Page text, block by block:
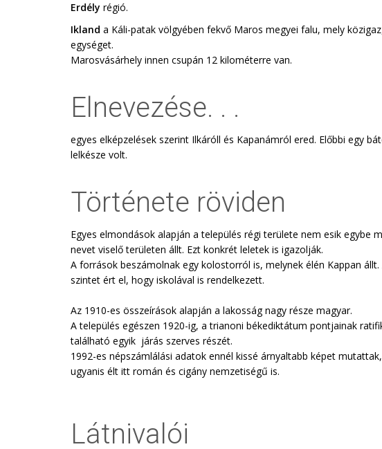
Erdély régió.
Ikland a Káli-patak völgyében fekvő Maros megyei falu, mely
egységet.
Marosvásárhely innen csupán 12 kilométerre van.
Elnevezése. . .
egyes elképzelések szerint Ilkáróll és Kapanámról ered. Előbbi egy
lelkésze volt.
Története röviden
Egyes elmondások alapján a település régi területe nem esik egybe
nevet viselő területen állt. Ezt konkrét leletek is igazolják.
A források beszámolnak egy kolostorról is, melynek élén Kappan
szintet ért el, hogy iskolával is rendelkezett.
Az 1910-es összeírások alapján a lakosság nagy része magyar.
A település egészen 1920-ig, a trianoni békediktátum pontjainak
található egyik járás szerves részét.
1992-es népszámlálási adatok ennél kissé árnyaltabb képet
ugyanis élt itt román és cigány nemzetiségű is.
Látnivalói